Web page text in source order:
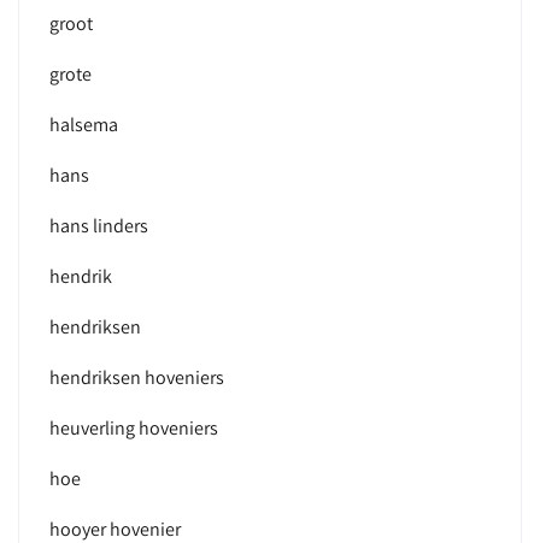
groot
grote
halsema
hans
hans linders
hendrik
hendriksen
hendriksen hoveniers
heuverling hoveniers
hoe
hooyer hovenier